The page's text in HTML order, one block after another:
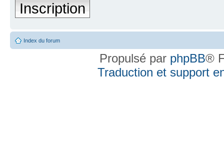
Inscription
Index du forum
Propulsé par phpBB®
Traduction et support